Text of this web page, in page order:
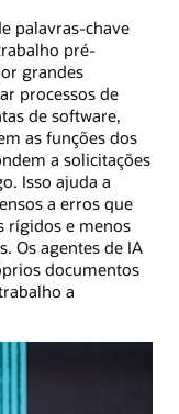
palavras-chave
pré-
grandes
processos de
de software,
as funções dos
a solicitações
Isso ajuda a
a erros que
rígidos e menos
Os agentes de IA
documentos
a